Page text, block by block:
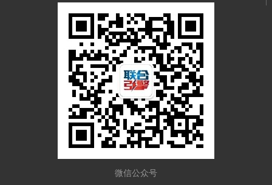
微信公众号